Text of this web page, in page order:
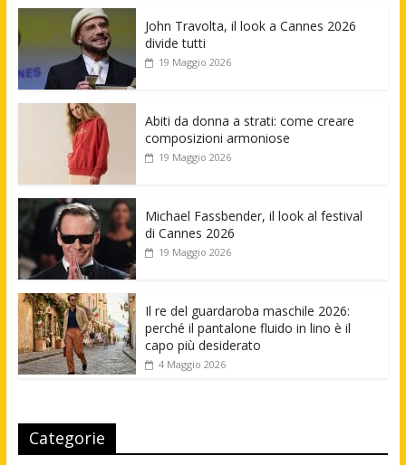
John Travolta, il look a Cannes 2026
divide tutti
19 Maggio 2026
Abiti da donna a strati: come creare
composizioni armoniose
19 Maggio 2026
Michael Fassbender, il look al festival
di Cannes 2026
19 Maggio 2026
Il re del guardaroba maschile 2026:
perché il pantalone fluido in lino è il
capo più desiderato
4 Maggio 2026
Categorie